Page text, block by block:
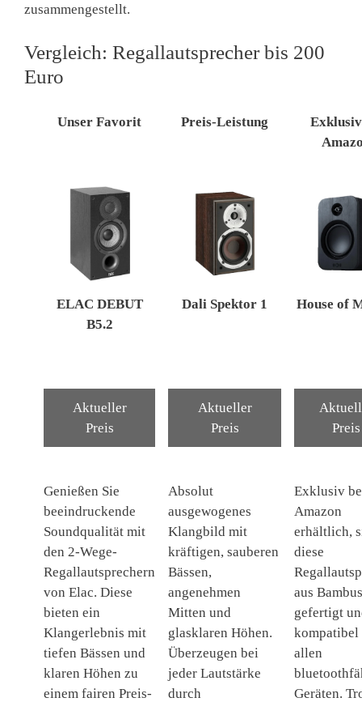
zusammengestellt.
Vergleich: Regallautsprecher bis 200
Euro
Unser Favorit Preis-Leistung
ELAC DEBUT
B5.2
Dali Spektor 1 House of
Aktueller
Preis
Aktueller
Preis
Preis
Genießen Sie
beeindruckende
Soundqualität mit
den 2-Wege-
Regallautsprechern
von Elac. Diese
bieten ein
Klangerlebnis mit
tiefen Bässen und
klaren Höhen zu
einem fairen Preis-
Absolut
ausgewogenes
Klangbild mit
kräftigen, sauberen
Bässen,
angenehmen
Mitten und
glasklaren Höhen.
Überzeugen bei
jeder Lautstärke
durch
Exklusiv
Amazon
erhältlich,
diese
aus Bambus
gefertigt
kompatibel
allen
Geräten.